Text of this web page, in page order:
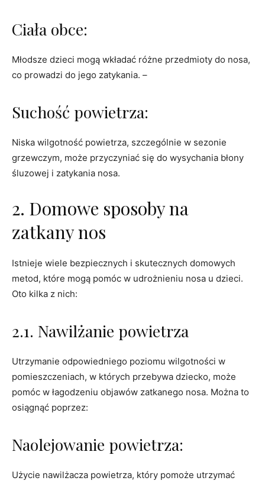
Ciała obce:
Młodsze dzieci mogą wkładać różne przedmioty do nosa,
co prowadzi do jego zatykania. –
Suchość powietrza:
Niska wilgotność powietrza, szczególnie w sezonie
grzewczym, może przyczyniać się do wysychania błony
śluzowej i zatykania nosa.
2. Domowe sposoby na
zatkany nos
Istnieje wiele bezpiecznych i skutecznych domowych
metod, które mogą pomóc w udrożnieniu nosa u dzieci.
Oto kilka z nich:
2.1. Nawilżanie powietrza
Utrzymanie odpowiedniego poziomu wilgotności w
pomieszczeniach, w których przebywa dziecko, może
pomóc w łagodzeniu objawów zatkanego nosa. Można to
osiągnąć poprzez:
Naolejowanie powietrza:
Użycie nawilżacza powietrza, który pomoże utrzymać